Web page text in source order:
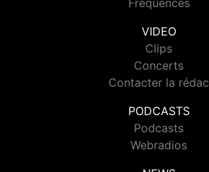
Fréquences
VIDEO
Clips
Concerts
Contacter la rédac
PODCASTS
Podcasts
Webradios